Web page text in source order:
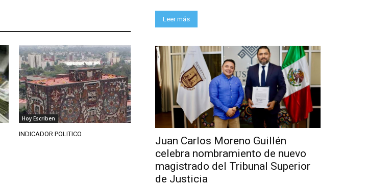
Hoy Escriben
INDICADOR POLITICO
Leer más
Juan Carlos Moreno Guillén
celebra nombramiento de nuevo
magistrado del Tribunal Superior
de Justicia